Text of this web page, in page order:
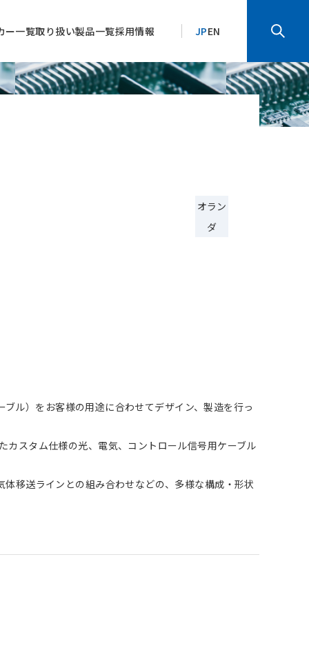
ー一覧取り扱い製品一覧採用情報 JPEN
オラン
ダ
ル）をお客様の用途に合わせてデザイン、製造を行っ
スタム仕様の光、電気、コントロール信号用ケーブル
移送ラインとの組み合わせなどの、多様な構成・形状